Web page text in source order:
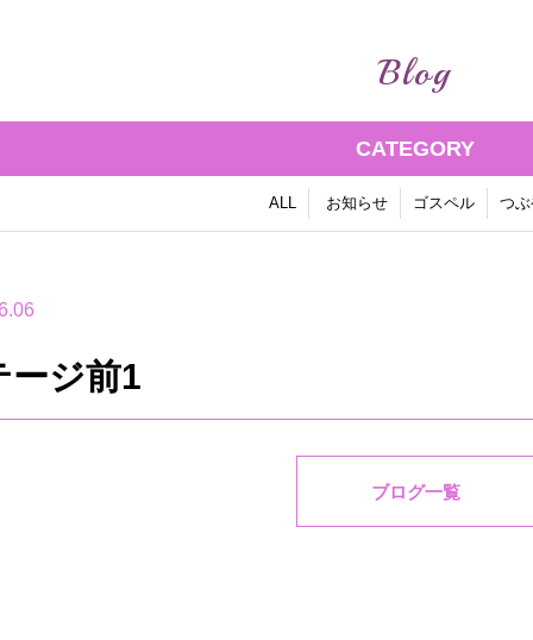
Blog
CATEGORY
ALL お知らせ ゴスペル つ
ージ前1
ブログ一覧